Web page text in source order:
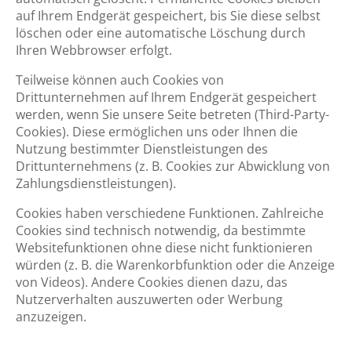
auf Ihrem Endgerät gespeichert, bis Sie diese selbst
löschen oder eine automatische Löschung durch
Ihren Webbrowser erfolgt.
Teilweise können auch Cookies von
Drittunternehmen auf Ihrem Endgerät gespeichert
werden, wenn Sie unsere Seite betreten (Third-Party-
Cookies). Diese ermöglichen uns oder Ihnen die
Nutzung bestimmter Dienstleistungen des
Drittunternehmens (z. B. Cookies zur Abwicklung von
Zahlungsdienstleistungen).
Cookies haben verschiedene Funktionen. Zahlreiche
Cookies sind technisch notwendig, da bestimmte
Websitefunktionen ohne diese nicht funktionieren
würden (z. B. die Warenkorbfunktion oder die Anzeige
von Videos). Andere Cookies dienen dazu, das
Nutzerverhalten auszuwerten oder Werbung
anzuzeigen.